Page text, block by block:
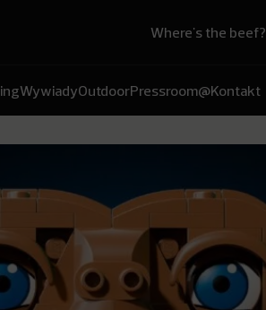
Where's the beef?
WywiadyOutdoorPressroom@Kontakt